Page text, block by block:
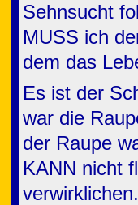
Sehnsucht
MUSS ich
dem das
Es ist der
war die
der Raupe
KANN nicht